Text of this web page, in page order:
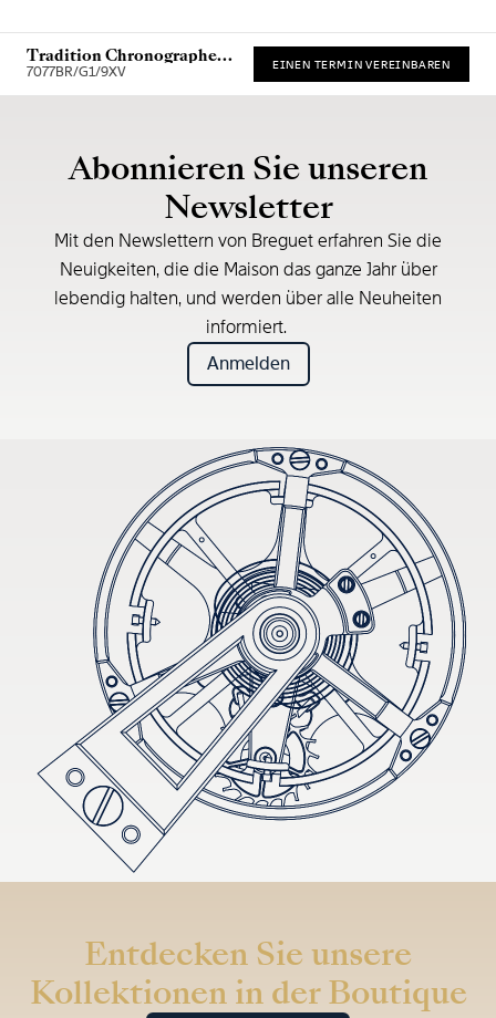
Tradition Chronographe
7077
7077BR/G1/9XV EINEN TERMIN VEREINBAREN
Abonnieren Sie unseren
Newsletter
Mit den Newslettern von Breguet erfahren Sie die
Neuigkeiten, die die Maison das ganze Jahr über
lebendig halten, und werden über alle Neuheiten
informiert.
Anmelden
Entdecken Sie unsere
Kollektionen in der Boutique